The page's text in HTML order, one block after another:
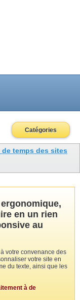
Catégories
temps des sites
en un rien
au
votre convenance des
votre site en
du texte, ainsi que les
à de